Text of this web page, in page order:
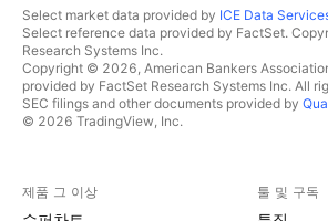
Select market data provided by ICE Data
Select reference data provided by FactSet.
Research Systems Inc.
Copyright © 2026, American Bankers
provided by FactSet Research Systems Inc. All
SEC filings and other documents provided by
© 2026 TradingView, Inc.
제품 그 이상 툴 및 구독